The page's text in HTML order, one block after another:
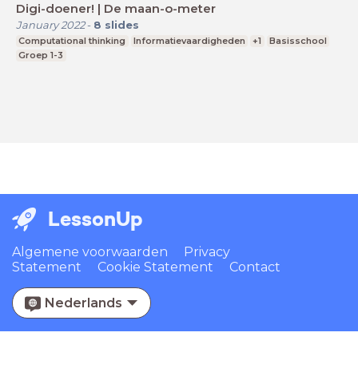
Digi-doener! | De maan-o-meter
January 2022- 8 slides
Computational thinking Informatievaardigheden +1
Basisschool
Groep 1-3
LessonUp
Algemene voorwaarden
Privacy
Statement
Cookie Statement Contact
Nederlands